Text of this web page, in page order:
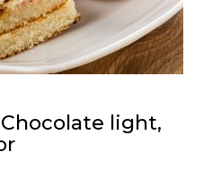
light,